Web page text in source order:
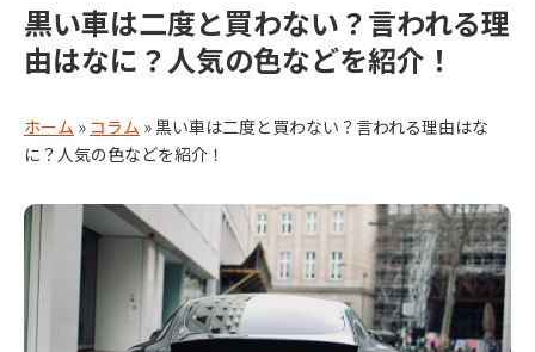
黒い車は二度と買わない？言われる理
由はなに？人気の色などを紹介！
ホーム » コラム »黒い車は二度と買わない？言われる理由はな
に？人気の色などを紹介！